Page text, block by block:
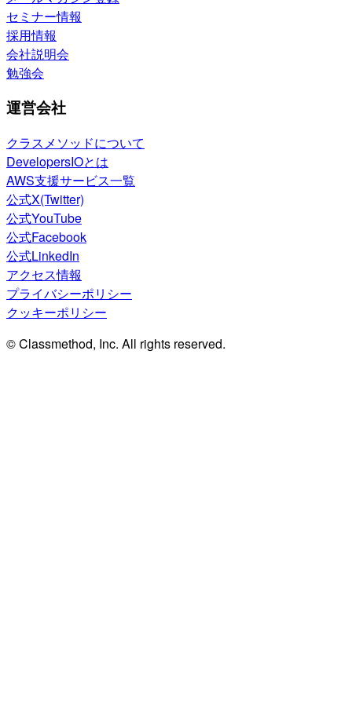
セミナー情報
採用情報
会社説明会
勉強会
運営会社
クラスメソッドについて
DevelopersIOとは
AWS支援サービス一覧
公式X(Twitter)
公式YouTube
公式Facebook
公式LinkedIn
アクセス情報
プライバシーポリシー
クッキーポリシー
© Classmethod, Inc. All rights reserved.